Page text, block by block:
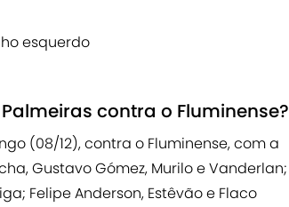
esquerdo
contra o Fluminense?
(08/12), contra o Fluminense, com a
Gustavo Gómez, Murilo e Vanderlan;
Felipe Anderson, Estêvão e Flaco